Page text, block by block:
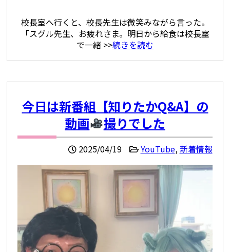
校長室へ行くと、校長先生は微笑みながら言った。
「スグル先生、お疲れさま。明日から給食は校長室
で一緒 >>続きを読む
今日は新番組【知りたかQ&A】の
動画
撮りでした
2025/04/19 YouTube,新着情報